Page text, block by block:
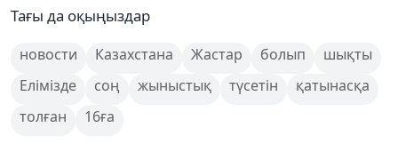
Тағы да оқыңыздар
новости Казахстана Жастар болып
шықты
Елімізде
соң жыныстық түсетін
қатынасқа
толған
16ға